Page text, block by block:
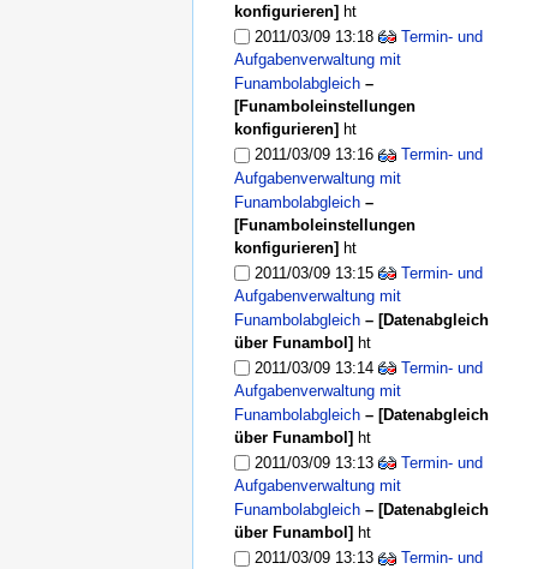
konfigurieren] ht
2011/03/09 13:18
Termin- und
Aufgabenverwaltung mit
Funambolabgleich –
[Funamboleinstellungen
konfigurieren] ht
2011/03/09 13:16
Termin- und
Aufgabenverwaltung mit
Funambolabgleich –
[Funamboleinstellungen
konfigurieren]ht
2011/03/09 13:15
Termin- und
Aufgabenverwaltung mit
Funambolabgleich – [Datenabgleich
über Funambol] ht
2011/03/09 13:14
Termin- und
Aufgabenverwaltung mit
Funambolabgleich – [Datenabgleich
über Funambol] ht
2011/03/09 13:13
Termin- und
Aufgabenverwaltung mit
Funambolabgleich – [Datenabgleich
über Funambol] ht
2011/03/09 13:13
Termin- und